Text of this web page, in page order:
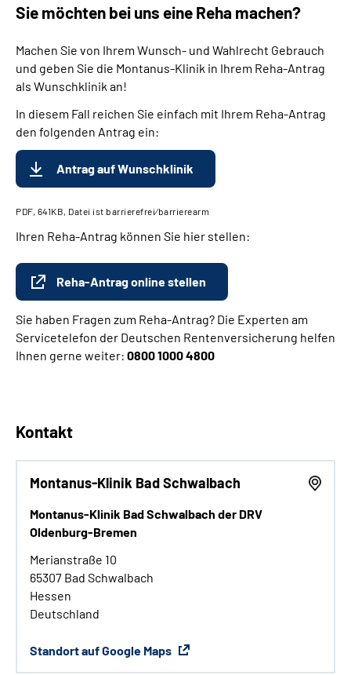
Sie möchten bei uns eine Reha machen?
Machen Sie von Ihrem Wunsch- und Wahlrecht Gebrauch
und geben Sie die Montanus-Klinik in Ihrem Reha-Antrag
als Wunschklinik an!
In diesem Fall reichen Sie einfach mit Ihrem Reha-Antrag
den folgenden Antrag ein:
Antrag auf Wunschklinik
PDF, 641KB, Datei ist barrierefrei⁄barrierearm
Ihren Reha-Antrag können Sie hier stellen:
Reha-Antrag online stellen
Sie haben Fragen zum Reha-Antrag? Die Experten am
Servicetelefon der Deutschen Rentenversicherung helfen
Ihnen gerne weiter: 0800 1000 4800
Kontakt
Montanus-Klinik Bad Schwalbach
Montanus-Klinik Bad Schwalbach der DRV
Oldenburg-Bremen
Merianstraße 10
65307 Bad Schwalbach
Hessen
Deutschland
Standort auf Google Maps